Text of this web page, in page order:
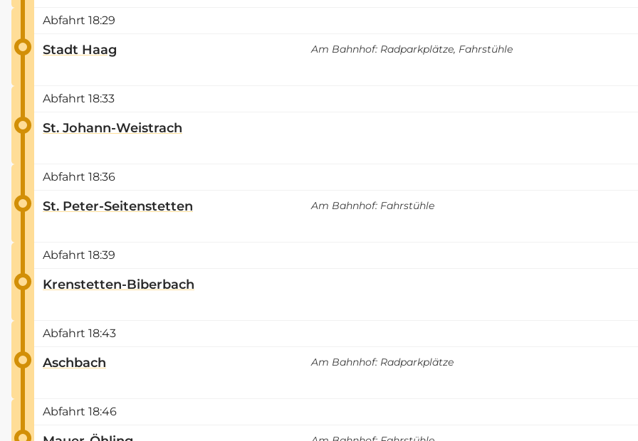
Abfahrt 18:29
Stadt Haag
Am Bahnhof: Radparkplätze, Fahrstühle
Abfahrt 18:33
St. Johann-Weistrach
Abfahrt 18:36
St. Peter-Seitenstetten
Am Bahnhof: Fahrstühle
Abfahrt 18:39
Krenstetten-Biberbach
Abfahrt 18:43
Aschbach
Am Bahnhof: Radparkplätze
Abfahrt 18:46